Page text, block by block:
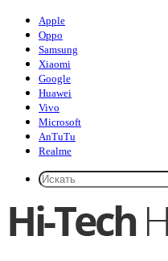
Apple
Oppo
Samsung
Xiaomi
Google
Huawei
Vivo
Microsoft
AnTuTu
Realme